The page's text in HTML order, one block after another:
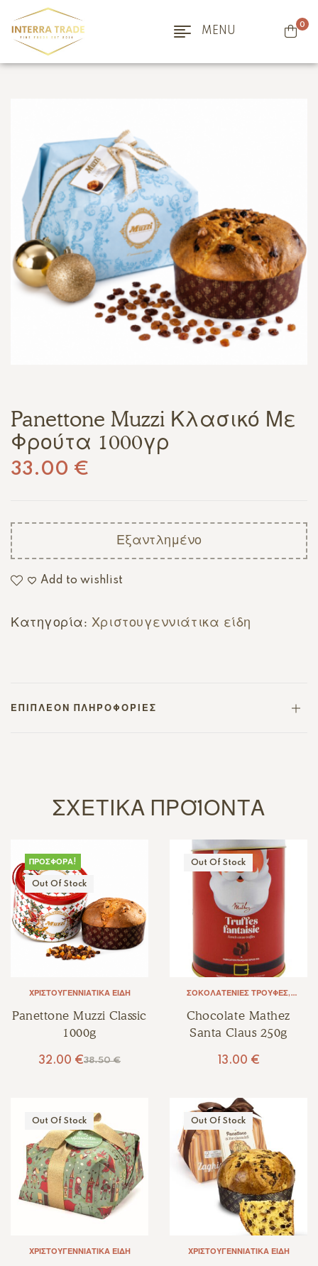
MENU
0
Panettone Muzzi Κλασικό Με
Φρούτα 1000γρ
33.00 €
Εξαντλημένο
Add to wishlist
Κατηγορία: Χριστουγεννιάτικα είδη
ΕΠΙΠΛΈΟΝ ΠΛΗΡΟΦΟΡΊΕΣ
ΣΧΕΤΙΚΆ ΠΡΟΪΌΝΤΑ
ΠΡΟΣΦΟΡΆ!
Out Of Stock
ΧΡΙΣΤΟΥΓΕΝΝΙΆΤΙΚΑ ΕΊΔΗ
Panettone Muzzi Classic
1000g
38.50€
32.00 €
Out Of Stock
ΣΟΚΟΛΑΤΈΝΙΕΣ ΤΡΟΎΦΕΣ,
Chocolate Mathez
Santa Claus 250g
13.00 €
Out Of Stock
ΧΡΙΣΤΟΥΓΕΝΝΙΆΤΙΚΑ ΕΊΔΗ
Out Of Stock
ΧΡΙΣΤΟΥΓΕΝΝΙΆΤΙΚΑ ΕΊΔΗ